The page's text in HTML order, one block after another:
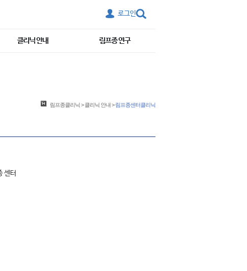
로그인
클리닉 안내 림프종 연구
림프종클리닉>클리닉 안내>림프종센터클리닉